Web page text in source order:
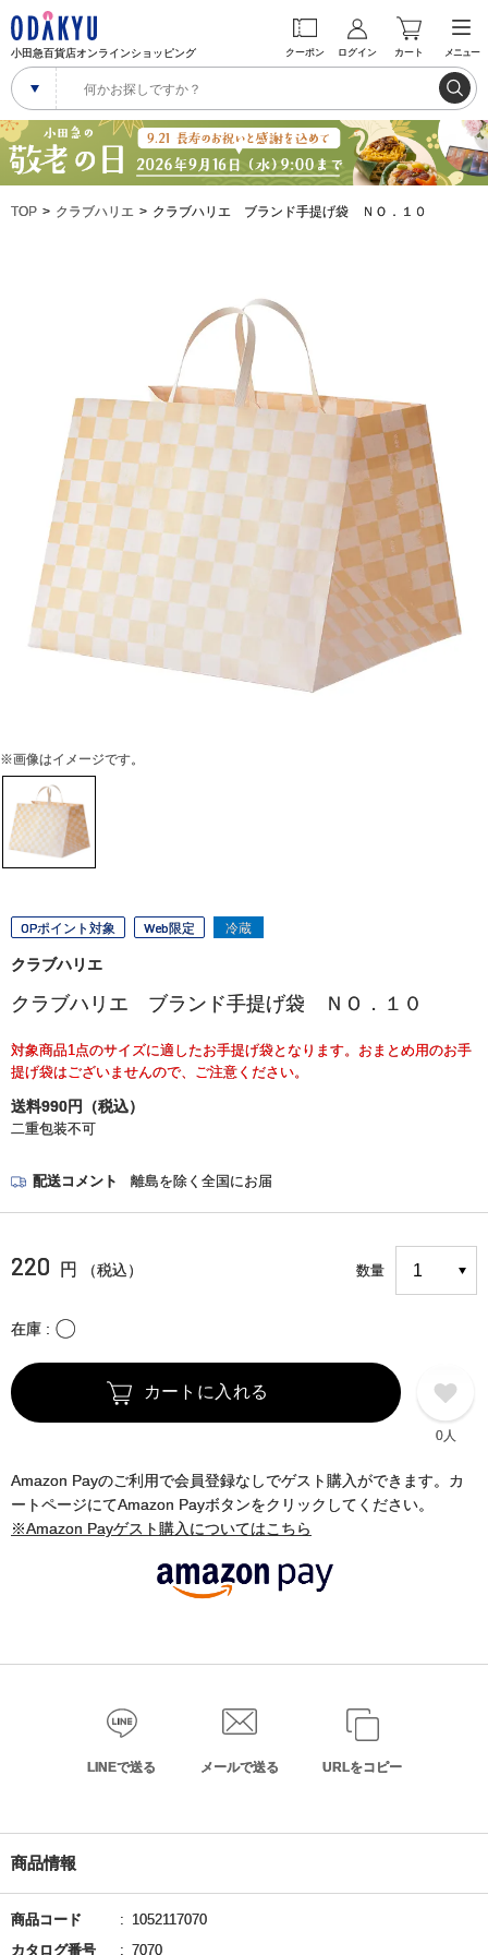
小田急百貨店オンラインショッピング クーポン ログイン カート メニュー
TOP クラブハリエ クラブハリエ ブランド手提げ袋 ＮＯ．１０
※画像はイメージです。
OPポイント対象 Web限定 冷蔵
クラブハリエ
クラブハリエ ブランド手提げ袋 ＮＯ．１０
対象商品1点のサイズに適したお手提げ袋となります。おまとめ用のお手
提げ袋はございませんので、ご注意ください。
送料990円（税込）
二重包装不可
配送コメント 離島を除く全国にお届
220 円 （税込） 数量
在庫 〇
カートに入れる
0人
Amazon Payのご利用で会員登録なしでゲスト購入ができます。カ
ートページにてAmazon Payボタンをクリックしてください。
※Amazon Payゲスト購入についてはこちら
LINEで送る メールで送る URLをコピー
商品情報
商品コード
1052117070
カタログ番号
7070